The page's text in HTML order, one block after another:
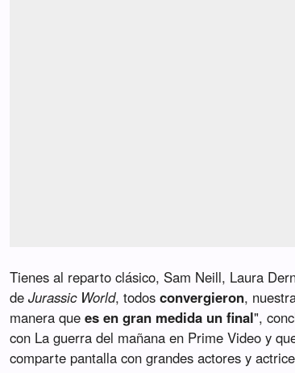
Tienes al reparto clásico, Sam Neill, Laura
deJurassic World, todosconvergieron,
manera quees en gran medida un final",
con La guerra del mañana en Prime Video y
comparte pantalla con grandes actores y